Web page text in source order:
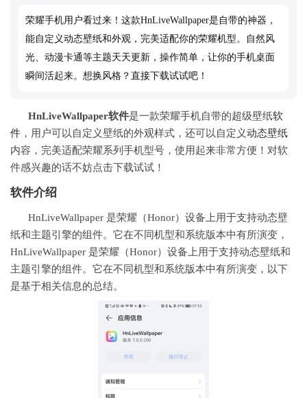
荣耀手机用户看过来！这款HnLiveWallpaper是自带的神器，
能自定义动态壁纸和外观，完美适配你的荣耀机型。自然风
光、动漫卡通等主题天天更新，操作简单，让你的手机桌面
瞬间活起来。想换风格？直接下载试试吧！
HnLiveWallpaper软件是一款荣耀手机自带的超级壁纸软
件 ，用户可以自定义壁纸的外观样式，还可以自定义动态壁纸
内容，完美适配荣耀系列手机型号，使用起来非常方便！对软
件感兴趣的话不妨点击下载试试！
软件介绍
HnLiveWallpaper 是荣耀（Honor）设备上用于支持动态壁
纸和主题引擎的组件。它在不同机型和系统版本中有所演变，
HnLiveWallpaper 是荣耀（Honor）设备上用于支持动态壁纸和
主题引擎的组件。它在不同机型和系统版本中有所演变，以下
是基于相关信息的总结。